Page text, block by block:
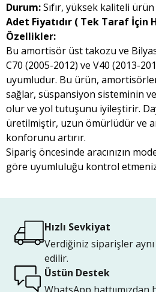
Durum:Sıfır, yüksek kaliteli ürün
Adet Fiyatıdır ( Tek Taraf İçin
Özellikler:
Bu amortisör üst takozu ve
C70 (2005-2012) ve V40 (2013-
uyumludur. Bu ürün,
sağlar, süspansiyon sisteminin
olur ve yol tutuşunu iyileştirir.
üretilmiştir, uzun ömürlüdür ve
konforunu artırır.
Sipariş öncesinde aracınızın
göre uyumluluğu kontrol
Hızlı Sevkiyat
Verdiğiniz siparişler
edilir.
Üstün Destek